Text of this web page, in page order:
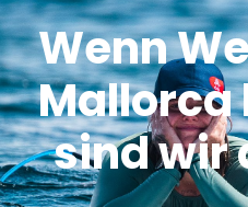
Wenn
Mallorca
sind wir